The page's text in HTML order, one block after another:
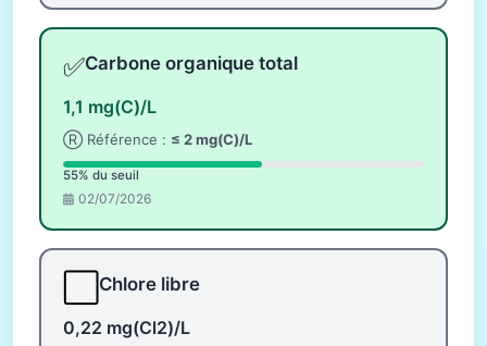
✅Carbone organique total
1,1 mg(C)/L
Ⓡ Référence : ≤ 2 mg(C)/L
55% du seuil
02/07/2026
Chlore libre
0,22 mg(Cl2)/L